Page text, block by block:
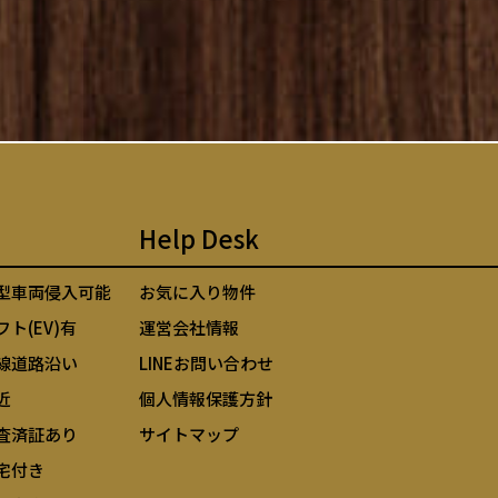
車両侵入可能
ト(EV)有
道路沿い
済証あり
付き
Help Desk
お気に入り物件
運営会社情報
LINEお問い合わせ
個人情報保護方針
サイトマップ